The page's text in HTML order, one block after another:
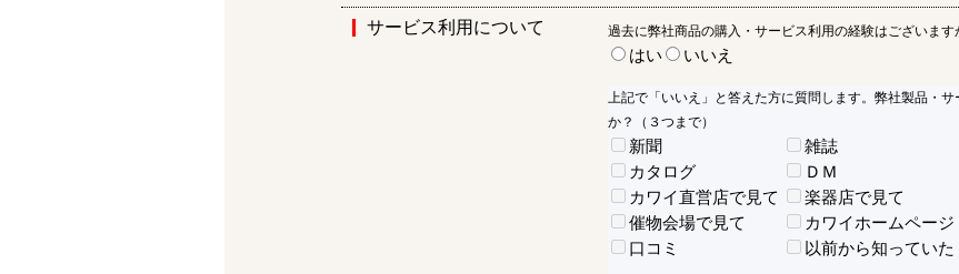
サービス利用について 過去に弊社商品の購入・サービス利用の経験はございます
はい いいえ
上記で「いいえ」と答えた方に質問します。弊社製品・
か？（３つまで）
新聞 雑誌
カタログ
ＤＭ
カワイ直営店で見て
楽器店で見て
催物会場で見て
カワイホームページ
口コミ
以前から知っていた